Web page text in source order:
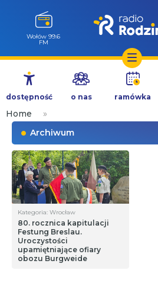
Przejdź
treści
Milicz 88.5
FM
dostępność o nas ramówka
Home
»
Archiwum
Kategoria: Wrocław
80. rocznica kapitulacji
Festung Breslau.
Uroczystości
upamiętniające ofiary
obozu Burgweide